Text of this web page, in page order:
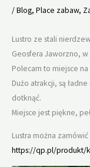
/Blog, Place zabaw,
Lustro ze stali
Geosfera Jaworzno,
Polecam to miejsce
Dużo atrakcji, są
dotknąć.
Miejsce jest piękne,
Lustra można
https://qp.pl/produkt/